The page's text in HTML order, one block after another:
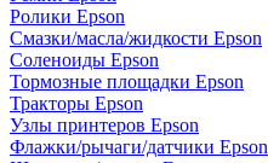
Ролики Epson
Смазки/масла/жидкости Epson
Соленоиды Epson
Тормозные площадки Epson
Тракторы Epson
Узлы принтеров Epson
Флажки/рычаги/датчики Epson